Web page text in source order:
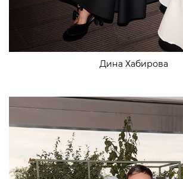
Дина Хабирова